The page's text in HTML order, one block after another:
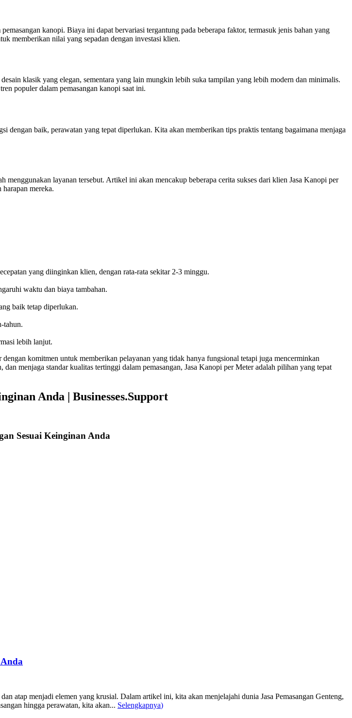
kanopi. Biaya ini dapat bervariasi tergantung pada beberapa faktor, termasuk jenis bahan yang
memberikan nilai yang sepadan dengan investasi klien.
klasik yang elegan, sementara yang lain mungkin lebih suka tampilan yang lebih modern dan minimalis.
populer dalam pemasangan kanopi saat ini.
baik, perawatan yang tepat diperlukan. Kita akan memberikan tips praktis tentang bagaimana menjaga
layanan tersebut. Artikel ini akan mencakup beberapa cerita sukses dari klien Jasa Kanopi per
mereka.
yang diinginkan klien, dengan rata-rata sekitar 2-3 minggu.
waktu dan biaya tambahan.
baik tetap diperlukan.
tahun.
lebih lanjut.
dengan komitmen untuk memberikan pelayanan yang tidak hanya fungsional tetapi juga mencerminkan
menjaga standar kualitas tertinggi dalam pemasangan, Jasa Kanopi per Meter adalah pilihan yang tepat
Anda | Businesses.Support
Sesuai Keinginan Anda
atap menjadi elemen yang krusial. Dalam artikel ini, kita akan menjelajahi dunia Jasa Pemasangan Genteng,
hingga perawatan, kita akan... Selengkapnya)